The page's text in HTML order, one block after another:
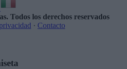
. Todos los derechos reservados
· Contacto